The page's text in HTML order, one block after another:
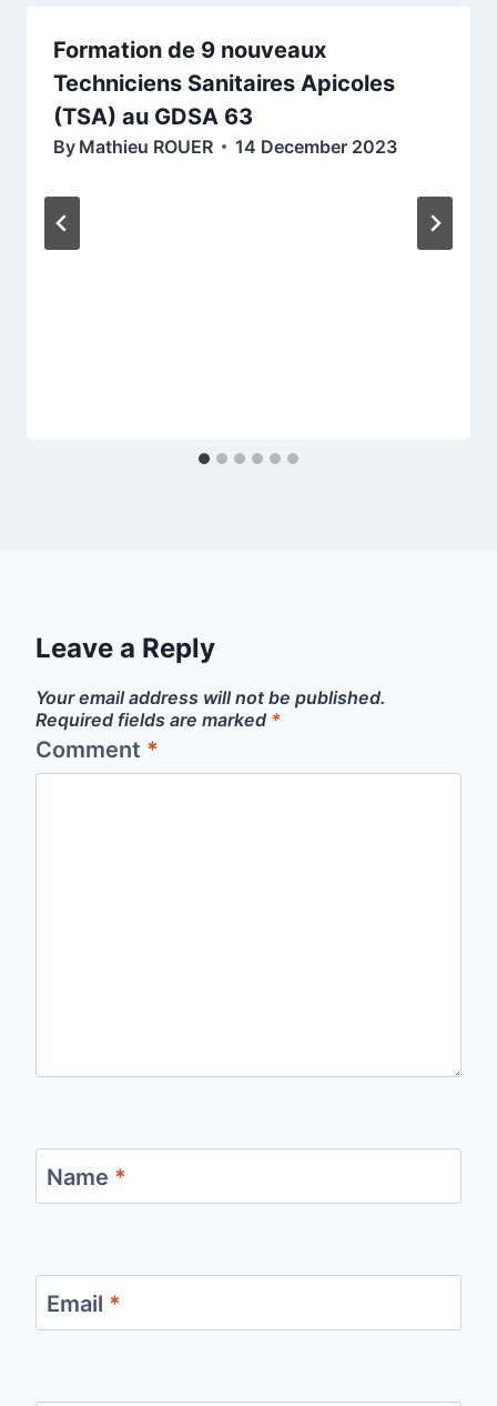
Formation de 9 nouveaux
Techniciens Sanitaires Apicoles
(TSA) au GDSA 63
By Mathieu ROUER 14 December 2023
Leave a Reply
Your email address will not be published.
Required fields are marked *
Comment *
Name *
Email *